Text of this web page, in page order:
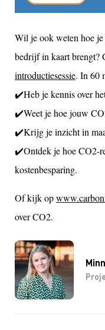
Wil je ook weten hoe
bedrijf in kaart brengt?
introductiesessie. In 60
✔️Heb je kennis over
✔️Weet je hoe jouw
✔️Krijg je inzicht in
✔️Ontdek je hoe CO2-
kostenbesparing.
Of kijk op
over CO2.